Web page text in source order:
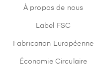
À propos de nous
Label FSC
Fabrication Européenne
Économie Circulaire